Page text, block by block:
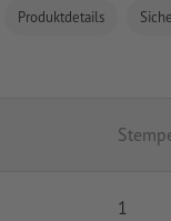
Produktdetails
1